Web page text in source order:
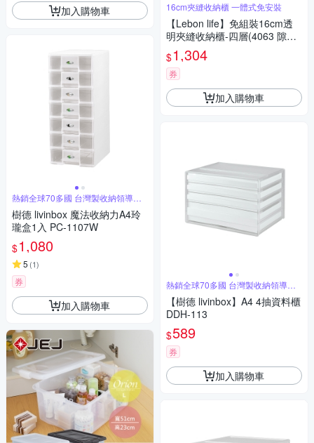
加入購物車
熱銷全球70多國 台灣製收納領導品
牌
樹德 livinbox 魔法收納力A4玲
瓏盒1入 PC-1107W
$1,080
5 (1)
券
加入購物車
16cm夾縫收納櫃 一體式免安裝
【Lebon life】免組裝16cm透
明夾縫收納櫃-四層(4063 隙縫
櫃 收納 抽屜 儲物)
$1,304
券
加入購物車
熱銷全球70多國 台灣製收納領導品
牌
【樹德 livinbox】A4 4抽資料櫃
DDH-113
$589
券
加入購物車